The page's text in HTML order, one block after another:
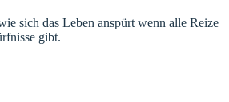
sich das Leben anspürt wenn alle Reize
gibt.